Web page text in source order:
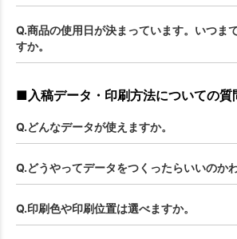
Q.商品の使用日が決まっています。いつま
すか。
■入稿データ・印刷方法についての質
Q.どんなデータが使えますか。
Q.どうやってデータをつくったらいいのか
Q.印刷色や印刷位置は選べますか。